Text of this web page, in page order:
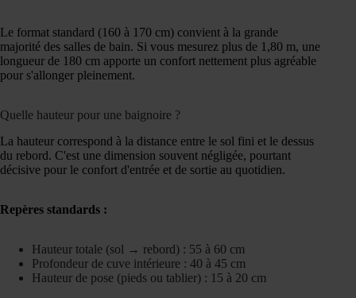
Le format standard (160 à 170 cm) convient à la grande
majorité des salles de bain. Si vous mesurez plus de 1,80 m, une
longueur de 180 cm apporte un confort nettement plus agréable
pour s'allonger pleinement.
Quelle hauteur pour une baignoire ?
La hauteur correspond à la distance entre le sol fini et le dessus
du rebord. C'est une dimension souvent négligée, pourtant
décisive pour le confort d'entrée et de sortie au quotidien.
Repères standards :
Hauteur totale (sol → rebord) : 55 à 60 cm
Profondeur de cuve intérieure : 40 à 45 cm
Hauteur de pose (pieds ou tablier) : 15 à 20 cm